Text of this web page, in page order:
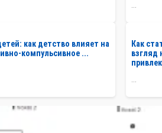
...
как детство влияет на
компульсивное ...
Как
взгляд